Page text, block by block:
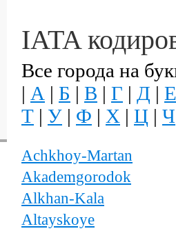
IATA
Все города на
| А | Б | В | Г | Д | Е
Т | У | Ф | Х | Ц | Ч
Achkhoy-Martan
Akademgorodok
Alkhan-Kala
Altayskoye